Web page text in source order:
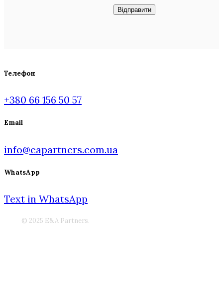
Відправити
Телефон
+380 66 156 50 57
Email
info@eapartners.com.ua
WhatsApp
Text in WhatsApp
© 2025 E&A Partners.